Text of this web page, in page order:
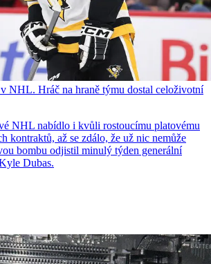
NHL. Hráč na hraně týmu dostal celoživotní
NHL nabídlo i kvůli rostoucímu platovému
kontraktů, až se zdálo, že už nic nemůže
bombu odjistil minulý týden generální
Dubas.